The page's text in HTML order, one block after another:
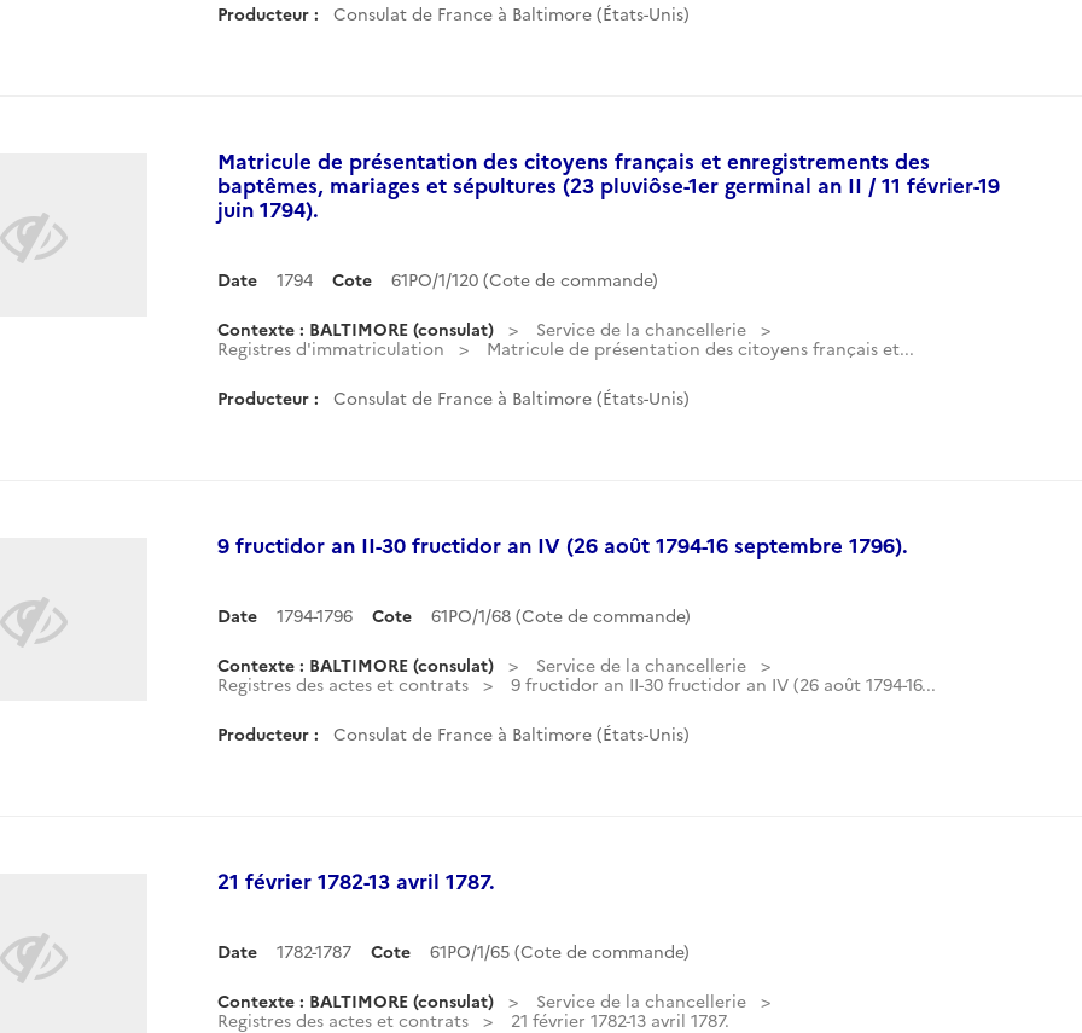
Producteur : Consulat de France à Baltimore (États-Unis)
Matricule de présentation des citoyens français et enregistrements des
baptêmes, mariages et sépultures (23 pluviôse-1er germinal an II / 11 février-19
juin 1794).
Date 1794 Cote 61PO/1/120 (Cote de commande)
Contexte : BALTIMORE (consulat)
Service de la chancellerie
Registres d'immatriculation
Matricule de présentation des citoyens français et...
Producteur : Consulat de France à Baltimore (États-Unis)
9 fructidor an II-30 fructidor an IV (26 août 1794-16 septembre 1796).
Date 1794-1796 Cote 61PO/1/68 (Cote de commande)
Contexte : BALTIMORE (consulat)
Service de la chancellerie
Registres des actes et contrats
9 fructidor an II-30 fructidor an IV (26 août 1794-16...
Producteur : Consulat de France à Baltimore (États-Unis)
21 février 1782-13 avril 1787.
Date 1782-1787 Cote 61PO/1/65 (Cote de commande)
Contexte : BALTIMORE (consulat)
Service de la chancellerie
Registres des actes et contrats
21 février 1782-13 avril 1787.